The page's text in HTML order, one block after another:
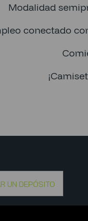
Modalidad
conectado
UN DEPÓSITO